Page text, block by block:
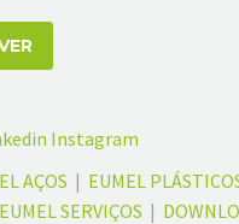
Instagram
AÇOS | EUMEL
EUMEL SERVIÇOS |